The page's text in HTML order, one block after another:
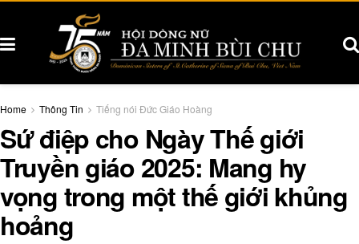
Home Thông Tin Tiếng nói Đức Giáo Hoàng
Sứ điệp cho Ngày Thế giới
Truyền giáo 2025: Mang hy
vọng trong một thế giới khủng
hoảng